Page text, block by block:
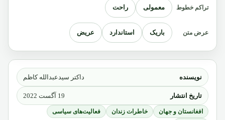
نویسنده داکتر سیدعبدالله کاظم
تاریخ انتشار 19 آگست 2022
افغانستان و جهان خاطرات زندان
فعالیت‌های سیاسی
تراکم خطوط معمولی راحت
عرض متن باریک استاندارد عریض